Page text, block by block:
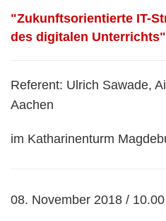
"Zukunftsorientierte IT-
des digitalen Unterrichts"
Referent: Ulrich Sawade,
Aachen
im Katharinenturm
08. November 2018 /